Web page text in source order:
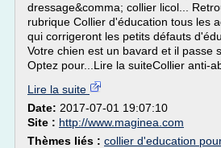
dressage&comma; collier licol...
rubrique Collier d'éducation tous les
qui corrigeront les petits défauts
Votre chien est un bavard et il passe
Optez pour...Lire la suiteCollier anti-
Lire la suite
Date: 2017-07-01 19:07:10
Site : http://www.maginea.com
Thèmes liés : collier d'education